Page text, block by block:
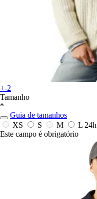
+-2
Tamanho
*
Guia de tamanhos
XS
S M L 24h
Este campo é obrigatório